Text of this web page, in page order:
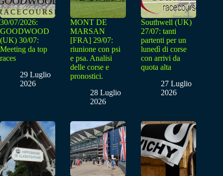
30/07/2026:
GOODWOOD
(UK) 30/07:
Meeting da top
races
29 Luglio
2026
MONT DE
MARSAN
[FRA] 29/07:
riunione con psi
e psa. Analisi
delle corse e
pronostici.
28 Luglio
2026
Southwell (UK)
27/07: tanti
partenti per un
lunedì di corse
con arrivi da
quota alta
27 Luglio
2026